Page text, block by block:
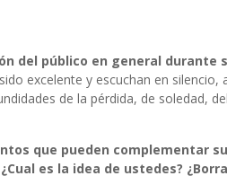
del público en general durante
excelente y escuchan en
de la pérdida, de soledad,
que pueden complementar
es la idea de ustedes?